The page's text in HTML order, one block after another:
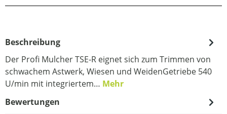
Beschreibung
Der Profi Mulcher TSE-R eignet sich zum Trimmen von
schwachem Astwerk, Wiesen und WeidenGetriebe 540
U/min mit integriertem… Mehr
Bewertungen